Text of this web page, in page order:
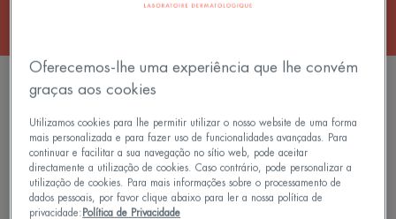
6 resultados "PROTEÇÃO MINERAL"
Creme
Mineral
SPF
50+
Incolor
Compacto
Com
Cor
Bege
SPF
Oferecemos-lhe uma experiência que lhe convém
graças aos cookies
Utilizamos cookies para lhe permitir utilizar o nosso website de uma forma
mais personalizada e para fazer uso de funcionalidades avançadas. Para
continuar e facilitar a sua navegação no sítio web, pode aceitar
directamente a utilização de cookies. Caso contrário, pode personalizar a
utilização de cookies. Para mais informações sobre o processamento de
dados pessoais, por favor clique abaixo para ler a nossa política de
privacidade: Política de Privacidade